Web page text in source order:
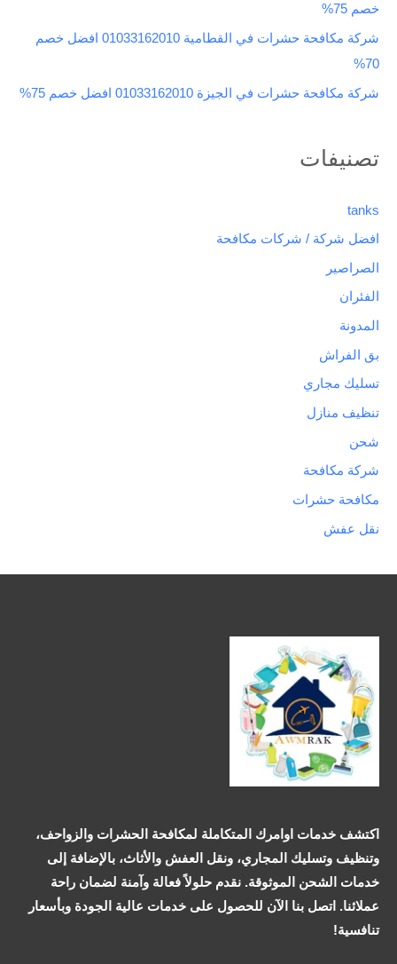
خصم 75%
شركة مكافحة حشرات في القطامية 01033162010 افضل خصم
70%
شركة مكافحة حشرات في الجيزة 01033162010 افضل خصم 75%
تصنيفات
tanks
افضل شركة / شركات مكافحة
الصراصير
الفئران
المدونة
بق الفراش
تسليك مجاري
تنظيف منازل
شحن
شركة مكافحة
مكافحة حشرات
نقل عفش
اكتشف خدمات اوامرك المتكاملة لمكافحة الحشرات والزواحف،
وتنظيف وتسليك المجاري، ونقل العفش والأثاث، بالإضافة إلى
خدمات الشحن الموثوقة. نقدم حلولاً فعالة وآمنة لضمان راحة
عملائنا. اتصل بنا الآن للحصول على خدمات عالية الجودة وبأسعار
تنافسية!